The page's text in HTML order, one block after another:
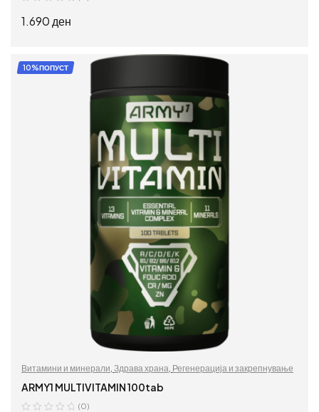
1.690 ден
10%ПОПУСТ
Витамини и минерали, Здрава храна, Регенерација и закрепнување
ARMY1 MULTIVITAMIN 100tab
(0)